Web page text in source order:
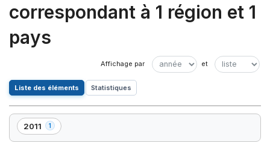
correspondant à 1 région et 1
pays
Liste des éléments Statistiques
2011 1
,
1